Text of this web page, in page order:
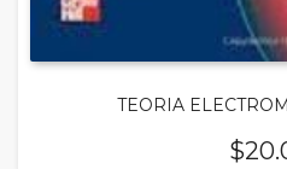
TEORIA
$